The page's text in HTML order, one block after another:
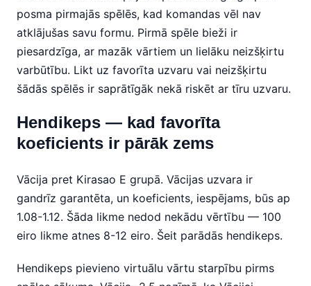
posma pirmajās spēlēs, kad komandas vēl nav
atklājušas savu formu. Pirmā spēle bieži ir
piesardzīga, ar mazāk vārtiem un lielāku neizšķirtu
varbūtību. Likt uz favorīta uzvaru vai neizšķirtu
šādās spēlēs ir saprātīgāk nekā riskēt ar tīru uzvaru.
Hendikeps — kad favorīta
koeficients ir pārāk zems
Vācija pret Kirasao E grupā. Vācijas uzvara ir
gandrīz garantēta, un koeficients, iespējams, būs ap
1.08-1.12. Šāda likme nedod nekādu vērtību — 100
eiro likme atnes 8-12 eiro. Šeit parādās hendikeps.
Hendikeps pievieno virtuālu vārtu starpību pirms